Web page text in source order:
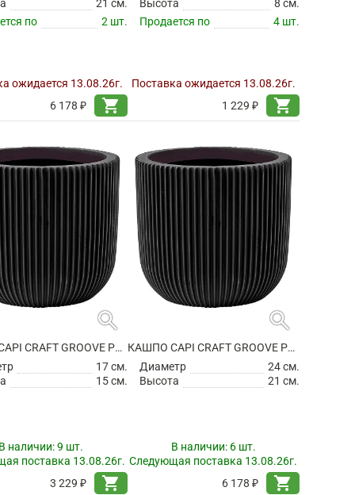
21 см.
по
2 шт.
ожидается 13.08.26г.
6 178 ₽
shopping_cart
Высота
8 см.
Продается по
4 шт.
Поставка ожидается 13.08.26г.
1 229 ₽
shopping_cart
search
КАШПО CAPI CRAFT GROOVE PLANTER BALL INTENSE BLACK
17 см.
15 см.
наличии:9 шт.
поставка 13.08.26г.
3 229 ₽
shopping_cart
search
КАШПО CAPI CRAFT GROOVE PLANTER BALL INTENSE BLACK
Диаметр
24 см.
Высота
21 см.
В наличии: 6 шт.
Следующая поставка 13.08.26г.
6 178 ₽
shopping_cart